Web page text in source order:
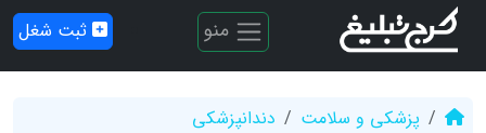
منو ثبت شغل
پزشکی و سلامت دندانپزشکی